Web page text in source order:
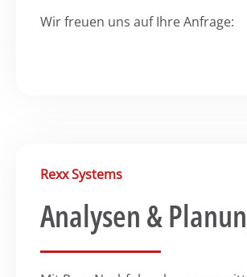
Wir freuen uns auf Ihre Anfrage:
Rexx Systems
Analysen &